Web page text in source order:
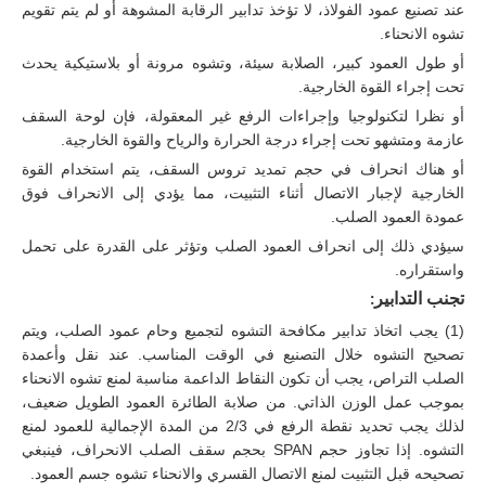
عند تصنيع عمود الفولاذ، لا تؤخذ تدابير الرقابة المشوهة أو لم يتم تقويم
تشوه الانحناء.
أو طول العمود كبير، الصلابة سيئة، وتشوه مرونة أو بلاستيكية يحدث
تحت إجراء القوة الخارجية.
أو نظرا لتكنولوجيا وإجراءات الرفع غير المعقولة، فإن لوحة السقف
عازمة ومتشهو تحت إجراء درجة الحرارة والرياح والقوة الخارجية.
أو هناك انحراف في حجم تمديد تروس السقف، يتم استخدام القوة
الخارجية لإجبار الاتصال أثناء التثبيت، مما يؤدي إلى الانحراف فوق
عمودة العمود الصلب.
سيؤدي ذلك إلى انحراف العمود الصلب وتؤثر على القدرة على تحمل
واستقراره.
تجنب التدابير:
(1) يجب اتخاذ تدابير مكافحة التشوه لتجميع وحام عمود الصلب، ويتم
تصحيح التشوه خلال التصنيع في الوقت المناسب. عند نقل وأعمدة
الصلب التراص، يجب أن تكون النقاط الداعمة مناسبة لمنع تشوه الانحناء
بموجب عمل الوزن الذاتي. من صلابة الطائرة العمود الطويل ضعيف،
لذلك يجب تحديد نقطة الرفع في 2/3 من المدة الإجمالية للعمود لمنع
التشوه. إذا تجاوز حجم SPAN بحجم سقف الصلب الانحراف، فينبغي
تصحيحه قبل التثبيت لمنع الاتصال القسري والانحناء تشوه جسم العمود.